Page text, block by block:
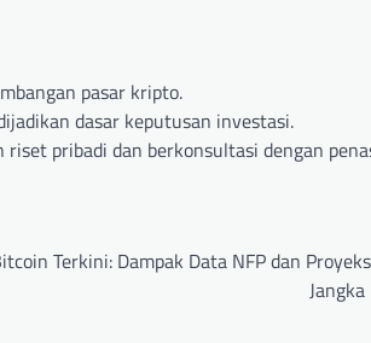
pasar kripto.
dasar keputusan investasi.
pribadi dan berkonsultasi dengan
Terkini: Dampak Data NFP dan